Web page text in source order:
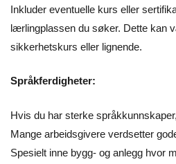
Inkluder eventuelle kurs eller
lærlingplassen du søker. Dette kan
sikkerhetskurs eller lignende.
Språkferdigheter:
Hvis du har sterke
Mange arbeidsgivere verdsetter
Spesielt inne bygg- og anlegg hvor